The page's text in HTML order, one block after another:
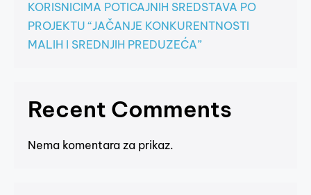
KORISNICIMA POTICAJNIH SREDSTAVA PO
PROJEKTU “JAČANJE KONKURENTNOSTI
MALIH I SREDNJIH PREDUZEĆA”
Recent Comments
Nema komentara za prikaz.